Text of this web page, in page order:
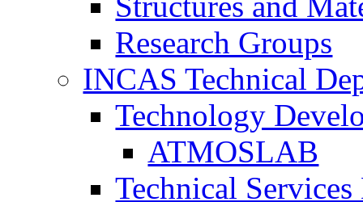
Research Groups
INCAS Technical
Technology
ATMOSLAB
Technical